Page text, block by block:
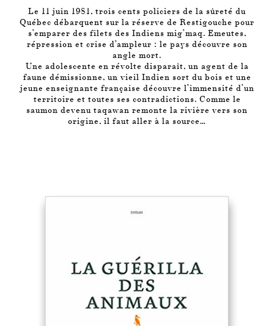
Le 11 juin 1981, trois cents policiers de la sûreté du
Québec débarquent sur la réserve de Restigouche pour
s’emparer des filets des Indiens mig’maq. Emeutes,
répression et crise d’ampleur : le pays découvre son
angle mort.
Une adolescente en révolte disparaît, un agent de la
faune démissionne, un vieil Indien sort du bois et une
jeune enseignante française découvre l’immensité d’un
territoire et toutes ses contradictions. Comme le
saumon devenu taqawan remonte la rivière vers son
origine, il faut aller à la source…